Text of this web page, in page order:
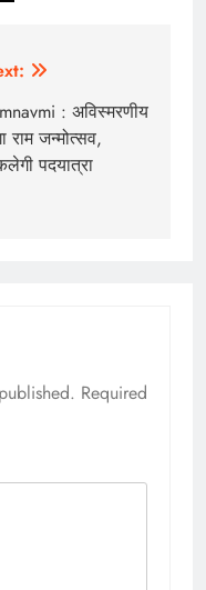
: अविस्मरणीय
राम जन्मोत्सव,
पदयात्रा
Required